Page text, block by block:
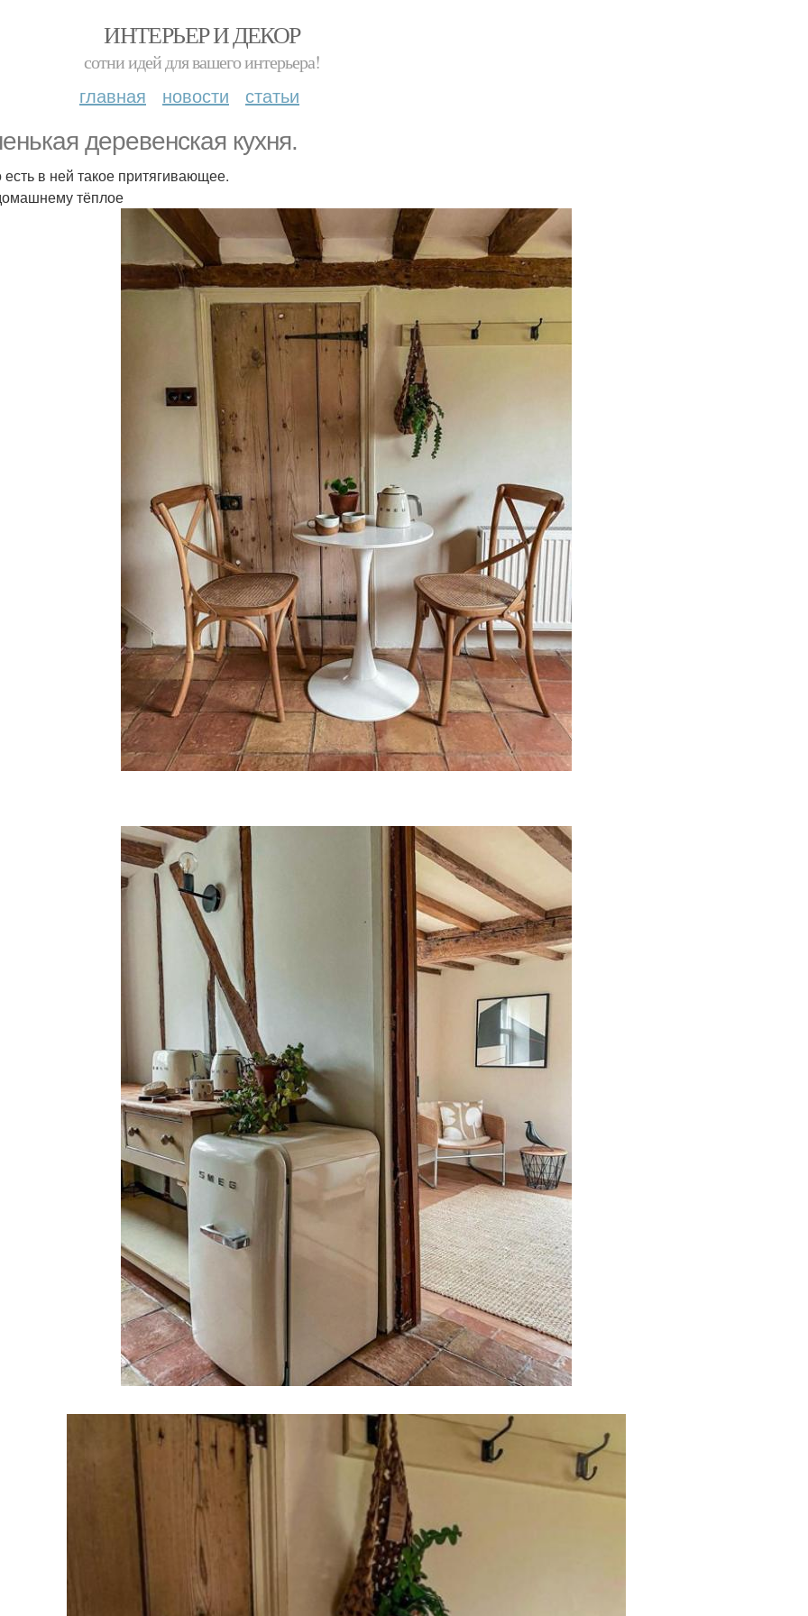
ИНТЕРЬЕР И ДЕКОР
сотни идей для вашего интерьера!
главная новости статьи
деревенская кухня.
есть в ней такое притягивающее.
тёплое